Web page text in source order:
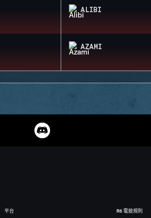
ALIBI
AZAMI
平台 R6 電競規則